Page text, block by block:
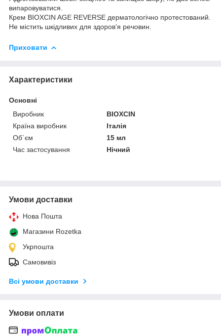
випаровуватися.
Крем BIOXCIN AGE REVERSE дерматологічно протестований.
Не містить шкідливих для здоров’я речовин.
Приховати
Характеристики
Основні
Виробник
BIOXCIN
Країна виробник
Італія
Об`єм
15 мл
Час застосування
Нічний
Умови доставки
Нова Пошта
Магазини Rozetka
Укрпошта
Самовивіз
Всі умови доставки
Умови оплати